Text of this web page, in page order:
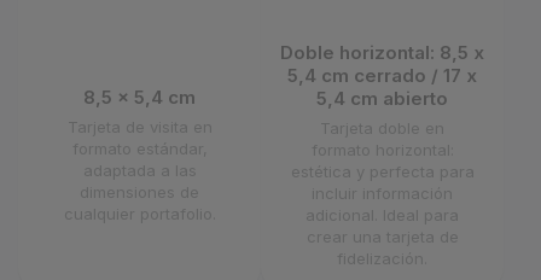
8,5 x 5,4 cm
Tarjeta de visita en
formato estándar,
adaptada a las
dimensiones de
cualquier portafolio.
Doble horizontal: 8,5 x
5,4 cm cerrado / 17 x
5,4 cm abierto
Tarjeta doble en
formato horizontal:
estética y perfecta para
incluir información
adicional. Ideal para
crear una tarjeta de
fidelización.